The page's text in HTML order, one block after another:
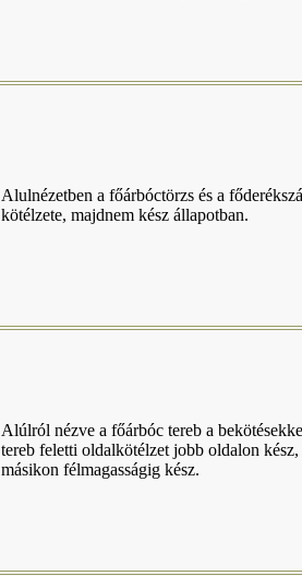
Alulnézetben a főárbóctörzs és a
kötélzete, majdnem kész állapotban.
Alúlról nézve a főárbóc tereb a
tereb feletti oldalkötélzet jobb oldalon kész,
másikon félmagasságig kész.